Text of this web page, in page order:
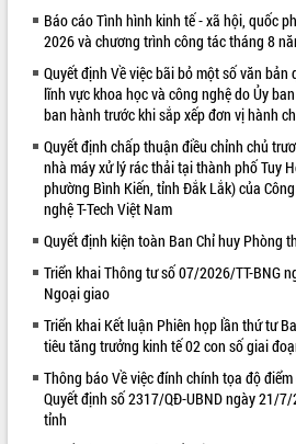
Khám bệnh, cấp phát thuốc miễn phí
và tặng quà người dân xã Cư Pui
Hội nghị UBND tỉnh Đắk Lắk thường kỳ
tháng 7/2026
Lễ truy tặng danh hiệu “Bà Mẹ Việt
Nam Anh hùng” và trao Huân chương
Lao động
UBND tỉnh Đắk Lắk triển khai nhiệm
vụ 6 tháng cuối năm 2026
Kỳ họp thứ Hai, Hội đồng nhân dân
Báo cáo Tình hình kinh tế - xã hội, quốc
2026 và chương trình công tác tháng 8
Quyết định Về việc bãi bỏ một số văn
lĩnh vực khoa học và công nghệ do Ủy
ban hành trước khi sắp xếp đơn vị hành
Quyết định chấp thuận điều chỉnh chủ
nhà máy xử lý rác thải tại thành phố Tuy
phường Bình Kiến, tỉnh Đắk Lắk) của
nghệ T-Tech Việt Nam
Quyết định kiện toàn Ban Chỉ huy Phòng
Triển khai Thông tư số 07/2026/TT-BNG
Ngoại giao
Triển khai Kết luận Phiên họp lần thứ tư
tiêu tăng trưởng kinh tế 02 con số giai
Thông báo Về việc đính chính tọa độ
Quyết định số 2317/QĐ-UBND ngày 21/
tỉnh